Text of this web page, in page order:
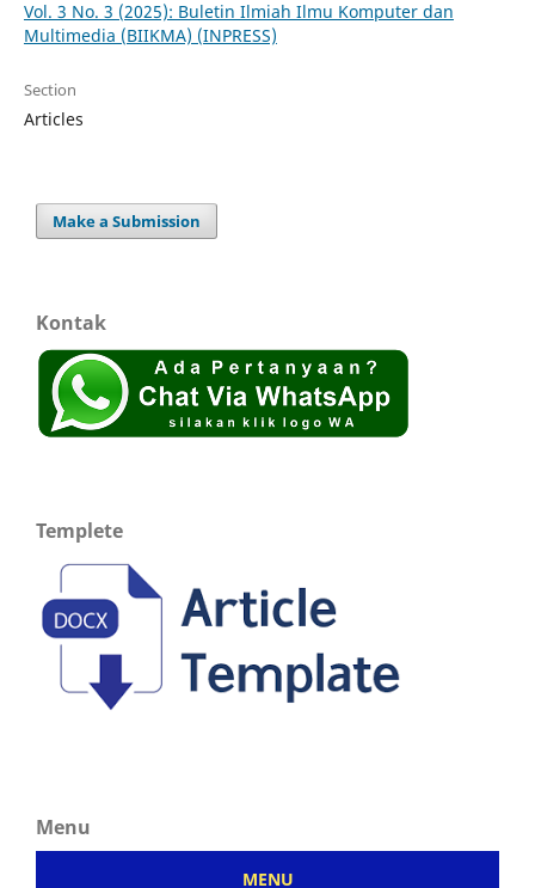
Vol. 3 No. 3 (2025): Buletin Ilmiah Ilmu Komputer dan
Multimedia (BIIKMA) (INPRESS)
Section
Articles
Make a Submission
Kontak
Templete
Menu
MENU